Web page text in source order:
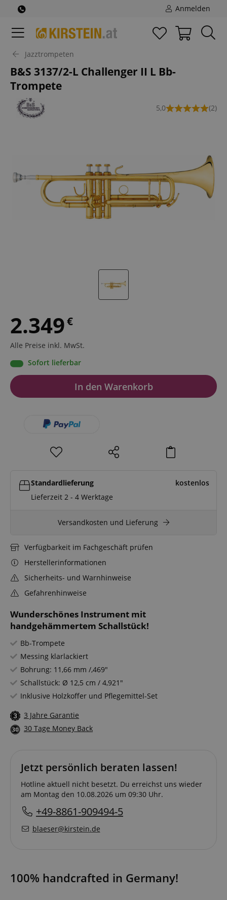
Anmelden
Jazztrompeten
B&S 3137/2-L Challenger II L Bb-
Trompete
5,0 (2)
Wunderschönes Instrument mit
handgehämmertem Schallstück!
Bb-Trompete
Messing klarlackiert
Bohrung: 11,66 mm /,469"
Schallstück: Ø 12,5 cm / 4,921"
Inklusive Holzkoffer und Pflegemittel-Set
3 Jahre Garantie
30 Tage Money Back
2.349€
Alle Preise inkl. MwSt.
Sofort lieferbar
In den Warenkorb
Standardlieferung
kostenlos
Lieferzeit 2 - 4 Werktage
Versandkosten und Lieferung
Verfügbarkeit im Fachgeschäft prüfen
Herstellerinformationen
Sicherheits- und Warnhinweise
Gefahrenhinweise
Jetzt persönlich beraten lassen!
Hotline aktuell nicht besetzt. Du erreichst uns wieder
am Montag den 10.08.2026 um 09:30 Uhr.
+49-8861-909494-5
blaeser@kirstein.de
100% handcrafted in Germany!